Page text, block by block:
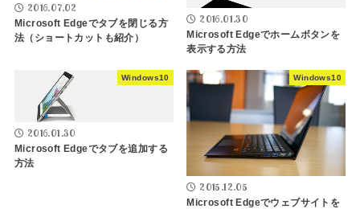
2016.07.02
Microsoft Edgeでタブを閉じる方
法（ショートカットも紹介）
2016.01.30
Microsoft Edgeでホームボタンを
表示する方法
Windows10
2016.01.30
Microsoft Edgeでタブを追加する
方法
Windows10
2015.12.05
Microsoft Edgeでウェブサイトを